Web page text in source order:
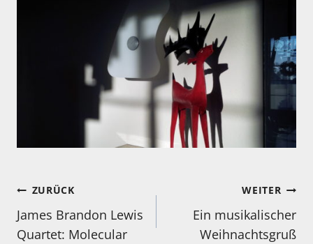
Beitragsnavigation
ZURÜCK
James Brandon Lewis
Quartet: Molecular
WEITER
Ein musikalischer
Weihnachtsgruß